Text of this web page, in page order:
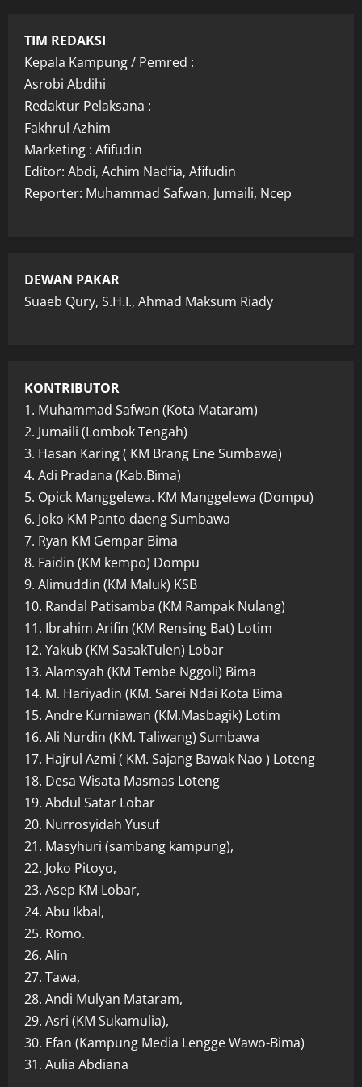
TIM REDAKSI
Kepala Kampung / Pemred :
Asrobi Abdihi
Redaktur Pelaksana :
Fakhrul Azhim
Marketing : Afifudin
Editor: Abdi, Achim Nadfia, Afifudin
Reporter: Muhammad Safwan, Jumaili, Ncep
DEWAN PAKAR
Suaeb Qury, S.H.I., Ahmad Maksum Riady
KONTRIBUTOR
1. Muhammad Safwan (Kota Mataram)
2. Jumaili (Lombok Tengah)
3. Hasan Karing ( KM Brang Ene Sumbawa)
4. Adi Pradana (Kab.Bima)
5. Opick Manggelewa. KM Manggelewa (Dompu)
6. Joko KM Panto daeng Sumbawa
7. Ryan KM Gempar Bima
8. Faidin (KM kempo) Dompu
9. Alimuddin (KM Maluk) KSB
10. Randal Patisamba (KM Rampak Nulang)
11. Ibrahim Arifin (KM Rensing Bat) Lotim
12. Yakub (KM SasakTulen) Lobar
13. Alamsyah (KM Tembe Nggoli) Bima
14. M. Hariyadin (KM. Sarei Ndai Kota Bima
15. Andre Kurniawan (KM.Masbagik) Lotim
16. Ali Nurdin (KM. Taliwang) Sumbawa
17. Hajrul Azmi ( KM. Sajang Bawak Nao ) Loteng
18. Desa Wisata Masmas Loteng
19. Abdul Satar Lobar
20. Nurrosyidah Yusuf
21. Masyhuri (sambang kampung),
22. Joko Pitoyo,
23. Asep KM Lobar,
24. Abu Ikbal,
25. Romo.
26. Alin
27. Tawa,
28. Andi Mulyan Mataram,
29. Asri (KM Sukamulia),
30. Efan (Kampung Media Lengge Wawo-Bima)
31. Aulia Abdiana